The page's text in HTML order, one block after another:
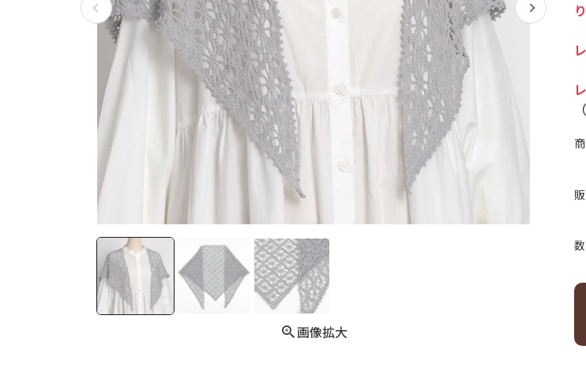
画像拡大